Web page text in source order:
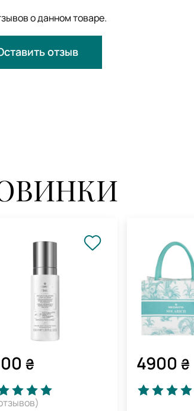
о данном товаре.
отзыв
₴
)
4900 ₴